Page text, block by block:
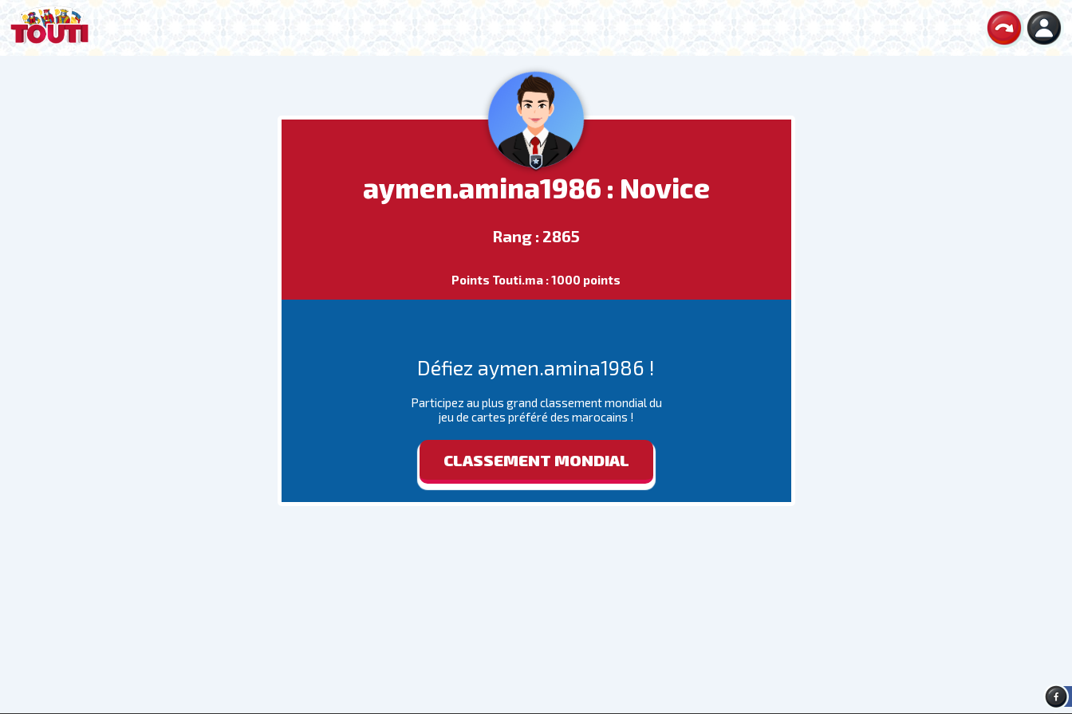
aymen.amina1986 : Novice
Rang : 2865
Points Touti.ma : 1000 points
Défiez aymen.amina1986 !
Participez au plus grand classement mondial du
jeu de cartes préféré des marocains !
CLASSEMENT MONDIAL